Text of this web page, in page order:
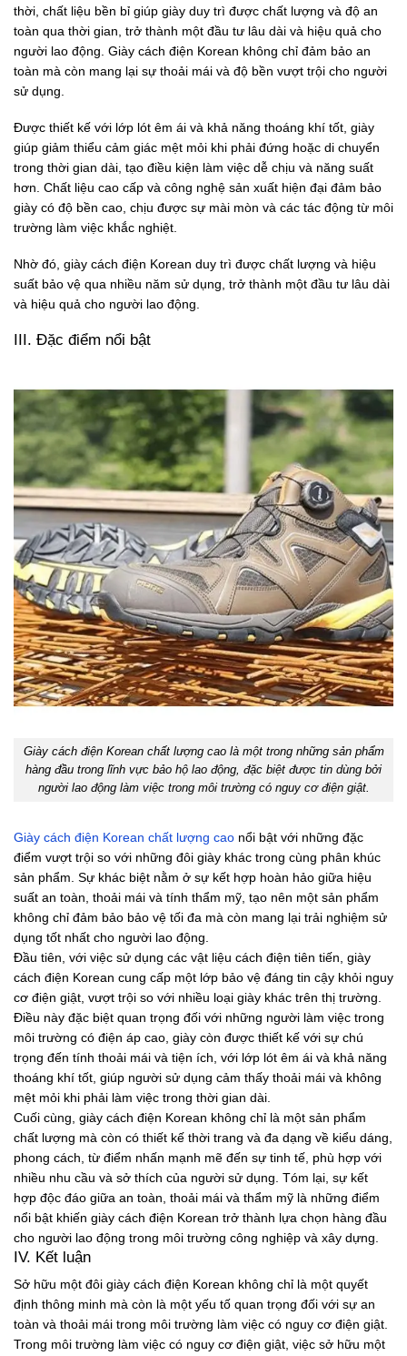
thời, chất liệu bền bỉ giúp giày duy trì được chất lượng và độ an
toàn qua thời gian, trở thành một đầu tư lâu dài và hiệu quả cho
người lao động. Giày cách điện Korean không chỉ đảm bảo an
toàn mà còn mang lại sự thoải mái và độ bền vượt trội cho người
sử dụng.
Được thiết kế với lớp lót êm ái và khả năng thoáng khí tốt, giày
giúp giảm thiểu cảm giác mệt mỏi khi phải đứng hoặc di chuyển
trong thời gian dài, tạo điều kiện làm việc dễ chịu và năng suất
hơn. Chất liệu cao cấp và công nghệ sản xuất hiện đại đảm bảo
giày có độ bền cao, chịu được sự mài mòn và các tác động từ môi
trường làm việc khắc nghiệt.
Nhờ đó, giày cách điện Korean duy trì được chất lượng và hiệu
suất bảo vệ qua nhiều năm sử dụng, trở thành một đầu tư lâu dài
và hiệu quả cho người lao động.
III. Đặc điểm nổi bật
Giày cách điện Korean chất lượng cao là một trong những sản phẩm
hàng đầu trong lĩnh vực bảo hộ lao động, đặc biệt được tin dùng bởi
người lao động làm việc trong môi trường có nguy cơ điện giật.
Giày cách điện Korean chất lượng cao nổi bật với những đặc
điểm vượt trội so với những đôi giày khác trong cùng phân khúc
sản phẩm. Sự khác biệt nằm ở sự kết hợp hoàn hảo giữa hiệu
suất an toàn, thoải mái và tính thẩm mỹ, tạo nên một sản phẩm
không chỉ đảm bảo bảo vệ tối đa mà còn mang lại trải nghiệm sử
dụng tốt nhất cho người lao động.
Đầu tiên, với việc sử dụng các vật liệu cách điện tiên tiến, giày
cách điện Korean cung cấp một lớp bảo vệ đáng tin cậy khỏi nguy
cơ điện giật, vượt trội so với nhiều loại giày khác trên thị trường.
Điều này đặc biệt quan trọng đối với những người làm việc trong
môi trường có điện áp cao, giày còn được thiết kế với sự chú
trọng đến tính thoải mái và tiện ích, với lớp lót êm ái và khả năng
thoáng khí tốt, giúp người sử dụng cảm thấy thoải mái và không
mệt mỏi khi phải làm việc trong thời gian dài.
Cuối cùng, giày cách điện Korean không chỉ là một sản phẩm
chất lượng mà còn có thiết kế thời trang và đa dạng về kiểu dáng,
phong cách, từ điểm nhấn mạnh mẽ đến sự tinh tế, phù hợp với
nhiều nhu cầu và sở thích của người sử dụng. Tóm lại, sự kết
hợp độc đáo giữa an toàn, thoải mái và thẩm mỹ là những điểm
nổi bật khiến giày cách điện Korean trở thành lựa chọn hàng đầu
cho người lao động trong môi trường công nghiệp và xây dựng.
IV. Kết luận
Sở hữu một đôi giày cách điện Korean không chỉ là một quyết
định thông minh mà còn là một yếu tố quan trọng đối với sự an
toàn và thoải mái trong môi trường làm việc có nguy cơ điện giật.
Trong môi trường làm việc có nguy cơ điện giật, việc sở hữu một